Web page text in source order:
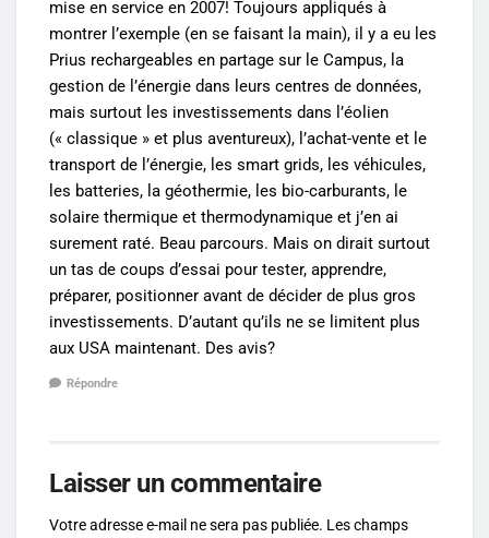
mise en service en 2007! Toujours appliqués à
montrer l’exemple (en se faisant la main), il y a eu les
Prius rechargeables en partage sur le Campus, la
gestion de l’énergie dans leurs centres de données,
mais surtout les investissements dans l’éolien
(« classique » et plus aventureux), l’achat-vente et le
transport de l’énergie, les smart grids, les véhicules,
les batteries, la géothermie, les bio-carburants, le
solaire thermique et thermodynamique et j’en ai
surement raté. Beau parcours. Mais on dirait surtout
un tas de coups d’essai pour tester, apprendre,
préparer, positionner avant de décider de plus gros
investissements. D’autant qu’ils ne se limitent plus
aux USA maintenant. Des avis?
Répondre
Laisser un commentaire
Votre adresse e-mail ne sera pas publiée. Les champs